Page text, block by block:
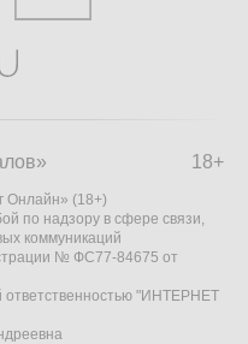
18+
Онлайн» (18+)
по надзору в сфере связи,
коммуникаций
№ ФС77-84675 от
ответственностью "ИНТЕРНЕТ